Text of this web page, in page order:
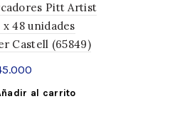
Pitt Artist
x 48 unidades
Castell (65849)
al carrito